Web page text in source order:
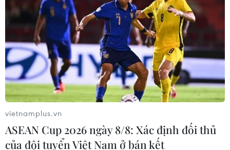
Masterise Homes đồng hành cùng
khách hàng trên toàn quốc với giải
pháp tài chính ưu việt
07/08/2026 08:39
Chính sách nhà ở của nước Anh -
vietnamplus.vn
ASEAN Cup 2026 ngày 8/8: Xác định đối thủ
của đội tuyển Việt Nam ở bán kết